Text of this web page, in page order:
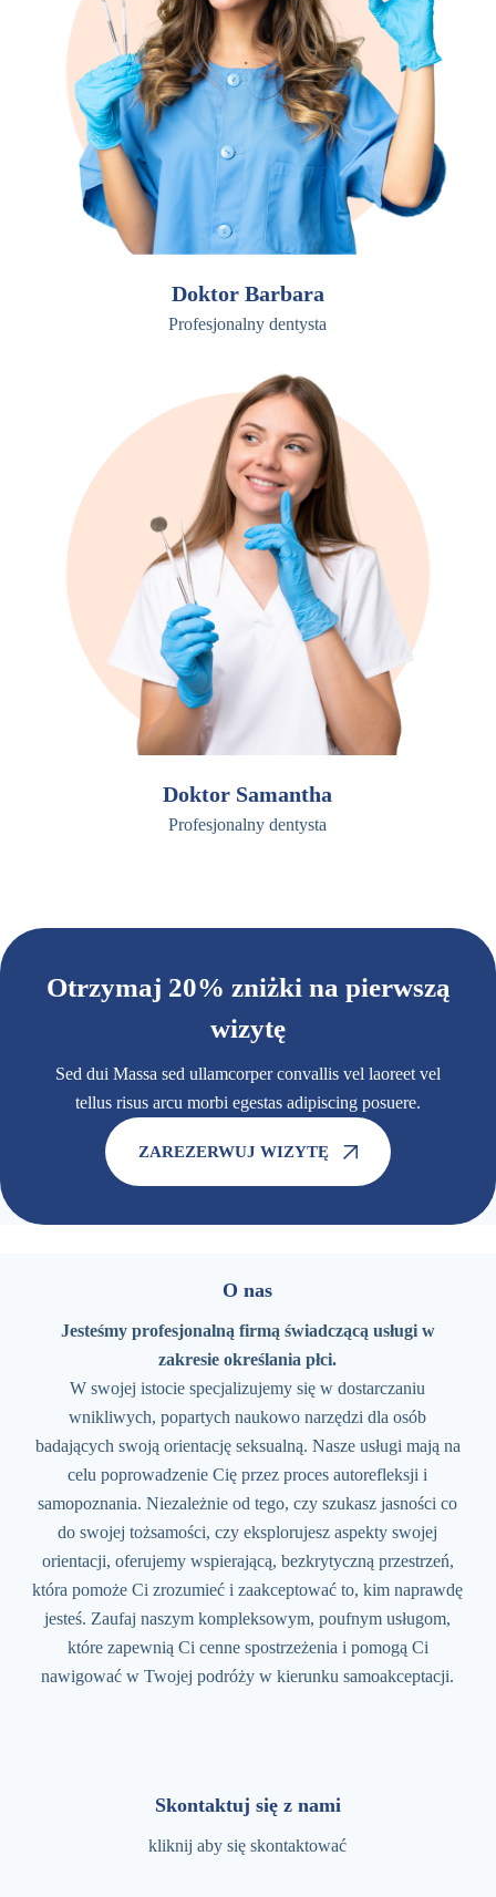
Doktor Barbara
Profesjonalny dentysta
Doktor Samantha
Profesjonalny dentysta
Otrzymaj 20% zniżki na pierwszą
wizytę
Sed dui Massa sed ullamcorper convallis vel laoreet vel
tellus risus arcu morbi egestas adipiscing posuere.
ZAREZERWUJ WIZYTĘ
O nas
Jesteśmy profesjonalną firmą świadczącą usługi w
zakresie określania płci.
W swojej istocie specjalizujemy się w dostarczaniu
wnikliwych, popartych naukowo narzędzi dla osób
badających swoją orientację seksualną. Nasze usługi mają na
celu poprowadzenie Cię przez proces autorefleksji i
samopoznania. Niezależnie od tego, czy szukasz jasności co
do swojej tożsamości, czy eksplorujesz aspekty swojej
orientacji, oferujemy wspierającą, bezkrytyczną przestrzeń,
która pomoże Ci zrozumieć i zaakceptować to, kim naprawdę
jesteś. Zaufaj naszym kompleksowym, poufnym usługom,
które zapewnią Ci cenne spostrzeżenia i pomogą Ci
nawigować w Twojej podróży w kierunku samoakceptacji.
Skontaktuj się z nami
kliknij aby się skontaktować